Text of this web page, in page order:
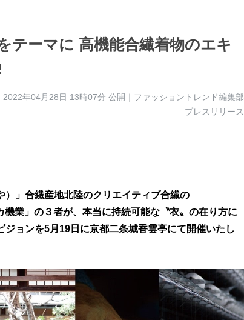
テーマに 高機能合繊着物のエキ
2022年04月28日 13時07分 公開｜ファッショントレンド編集部
プレスリリース
」合繊産地北陸のクリエイティブ合繊の
機業」の３者が、本当に持続可能な〝衣〟の在り方に
ョンを5月19日に京都二条城香雲亭にて開催いたし